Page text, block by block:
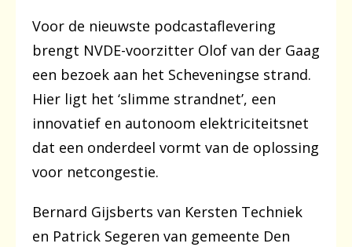
Voor de nieuwste podcastaflevering
brengt NVDE-voorzitter Olof van der Gaag
een bezoek aan het Scheveningse strand.
Hier ligt het ‘slimme strandnet’, een
innovatief en autonoom elektriciteitsnet
dat een onderdeel vormt van de oplossing
voor netcongestie.
Bernard Gijsberts van Kersten Techniek
en Patrick Segeren van gemeente Den